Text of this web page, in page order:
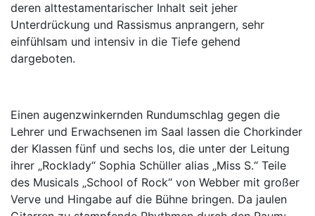
deren alttestamentarischer Inhalt seit jeher
Unterdrückung und Rassismus anprangern, sehr
einfühlsam und intensiv in die Tiefe gehend
dargeboten.
Einen augenzwinkernden Rundumschlag gegen die
Lehrer und Erwachsenen im Saal lassen die Chorkinder
der Klassen fünf und sechs los, die unter der Leitung
ihrer „Rocklady“ Sophia Schüller alias „Miss S.“ Teile
des Musicals „School of Rock“ von Webber mit großer
Verve und Hingabe auf die Bühne bringen. Da jaulen